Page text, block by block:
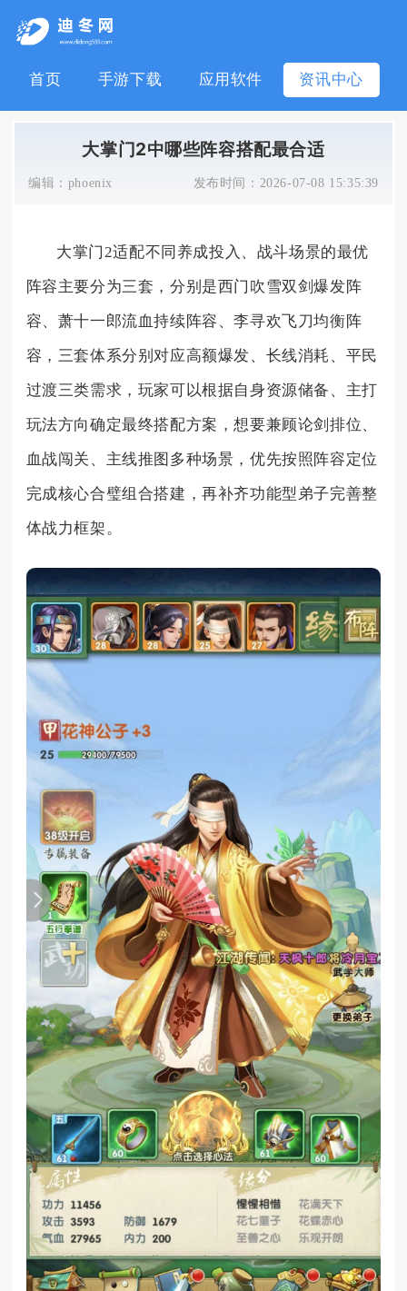
首页 手游下载 应用软件 资讯中心
大掌门2中哪些阵容搭配最合适
编辑： phoenix 发布时间： 2026-07-08 15:35:39
大掌门2适配不同养成投入、战斗场景的最优
阵容主要分为三套，分别是西门吹雪双剑爆发阵
容、萧十一郎流血持续阵容、李寻欢飞刀均衡阵
容，三套体系分别对应高额爆发、长线消耗、平民
过渡三类需求，玩家可以根据自身资源储备、主打
玩法方向确定最终搭配方案，想要兼顾论剑排位、
血战闯关、主线推图多种场景，优先按照阵容定位
完成核心合璧组合搭建，再补齐功能型弟子完善整
体战力框架。